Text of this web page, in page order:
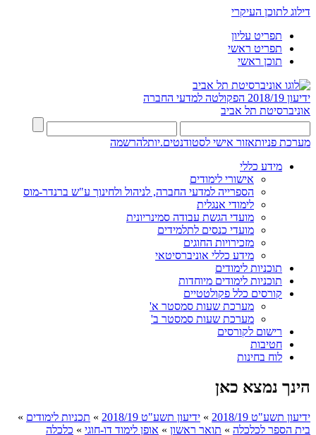
דילוג לתוכן העיקרי
תפריט עליון
תפריט ראשי
תוכן ראשי
ידיעון 2018/19
הפקולטה למדעי החברה
אוניברסיטת תל אביב
מערכת פניותאזור אישי לסטודנטים.יותלהרשמה
מידע כללי
אישורי לימודים
הספרייה למדעי החברה, לניהול ולחינוך ע"ש ברנדר-מוס
לימודי אנגלית
מועדי הגשת עבודה סמינריונית
מועדי כנסים לתלמידים
מזכירויות החוגים
מידע כללי אוניברסיטאי
תוכניות לימודים
תוכניות לימודים מיוחדות
קורסים כלל פקולטטיים
מערכת שעות סמסטר א'
מערכת שעות סמסטר ב'
רישום לקורסים
חטיבות
לוח בחינות
הינך נמצא כאן
ידיעון תשע"ט 2018/19 » ידיעון תשע"ט 2018/19 » תכניות לימודים »
בית הספר לכלכלה » תואר ראשון » אופן לימוד דו-חוגי » כלכלה